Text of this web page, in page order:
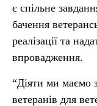
є спільне
бачення
реалізації та
впровадження.
“Діяти ми маємо
ветеранів для